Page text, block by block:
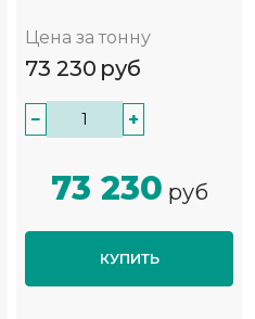
Цена за тонну
73 230 руб
− +
73 230 руб
КУПИТЬ